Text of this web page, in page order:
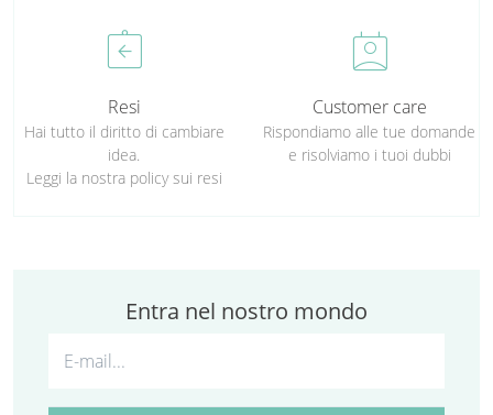
assignment_return
Resi
Hai tutto il diritto di cambiare
idea.
Leggi la nostra policy sui resi
perm_contact_calendar
Customer care
Rispondiamo alle tue domande
e risolviamo i tuoi dubbi
Entra nel nostro mondo